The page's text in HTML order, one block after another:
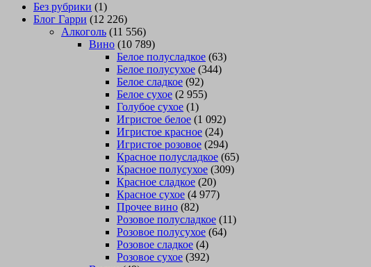
Без рубрики (1)
Блог Гарри (12 226)
Алкоголь (11 556)
Вино (10 789)
Белое полусладкое (63)
Белое полусухое (344)
Белое сладкое (92)
Белое сухое (2 955)
Голубое сухое (1)
Игристое белое (1 092)
Игристое красное (24)
Игристое розовое (294)
Красное полусладкое (65)
Красное полусухое (309)
Красное сладкое (20)
Красное сухое (4 977)
Прочее вино (82)
Розовое полусладкое (11)
Розовое полусухое (64)
Розовое сладкое (4)
Розовое сухое (392)